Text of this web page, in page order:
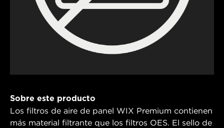
Sobre este producto
Los filtros de aire de panel WIX Premium contienen
más material filtrante que los filtros OES. El sello de